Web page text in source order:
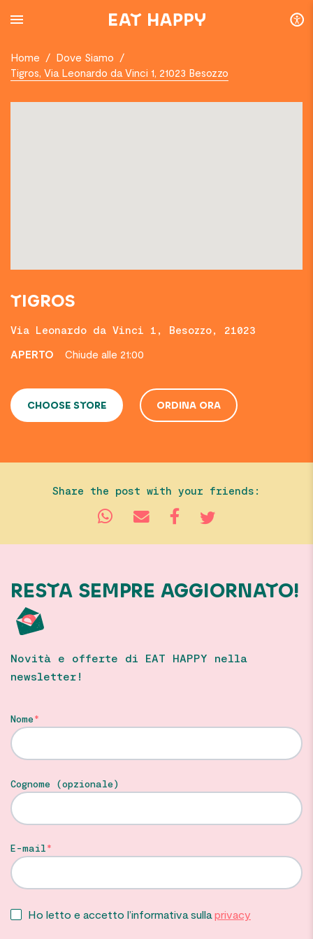
TO
Home / Dove Siamo /
Tigros, Via Leonardo da Vinci 1, 21023 Besozzo
TIGROS
Via Leonardo da Vinci 1, Besozzo, 21023
APERTO
Chiude alle 21:00
CHOOSE STORE ORDINA ORA
Share the post with your friends:
RESTA SEMPRE AGGIORNATO!
Novità e offerte di EAT HAPPY nella
newsletter!
Nome
Cognome (opzionale)
E-mail
Ho letto e accetto l’informativa sulla privacy